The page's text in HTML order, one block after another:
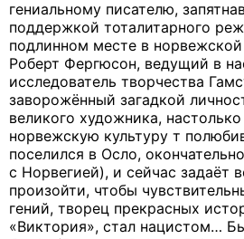
гениальному писателю,
поддержкой тоталитарного
подлинном месте в норвежской
Роберт Фергюсон, ведущий в
исследователь творчества
заворожённый загадкой
великого художника,
норвежскую культуру т
поселился в Осло,
с Норвегией), и сейчас задаёт
произойти, чтобы
гений, творец прекрасных
«Виктория», стал нацистом…